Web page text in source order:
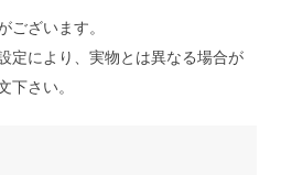
ございます。
定により、実物とは異なる場合が
さい。